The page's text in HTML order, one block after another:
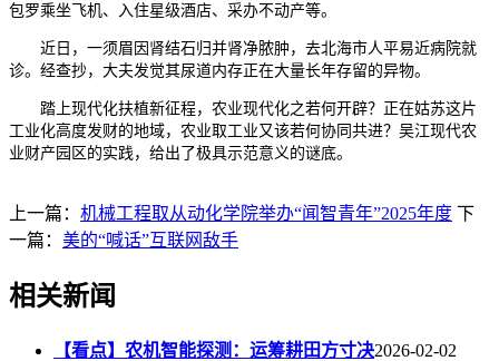
包罗乘坐飞机、入住星级酒店、采办不动产等。
近日，一须眉因肾结石归并肾净脓肿，去北海市人平易近病院就
诊。经查抄，大夫发觉其尿道内存正在大量长年存留的异物。
踏上现代化扶植新征程，农业现代化之若何开辟？正在姑苏这片
工业化高度发财的地域，农业取工业又该若何协同共进？吴江现代农
业财产园区的实践，给出了极具示范意义的谜底。
上一篇： 机械工程取从动化学院举办“闻智青年”2025年度 下
一篇： 美的“喊话”互联网敌手
相关新闻
【看点】农机智能探测：运筹耕田方寸决2026-02-02